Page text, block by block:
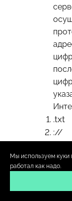
Мы используем куки
работал как надо.
.txt
://
circ
/